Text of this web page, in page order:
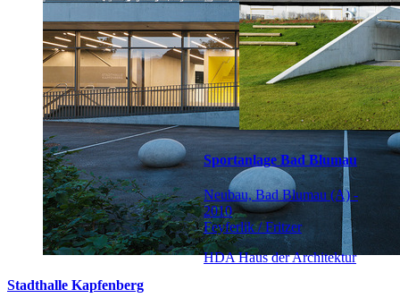
Stadthalle Kapfenberg
Sportanlage Bad Blumau
Neubau, Bad Blumau (A) -
2010
Feyferlik / Fritzer
HDA Haus der Architektur